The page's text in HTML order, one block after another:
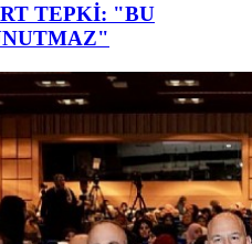
TEPKİ: "BU